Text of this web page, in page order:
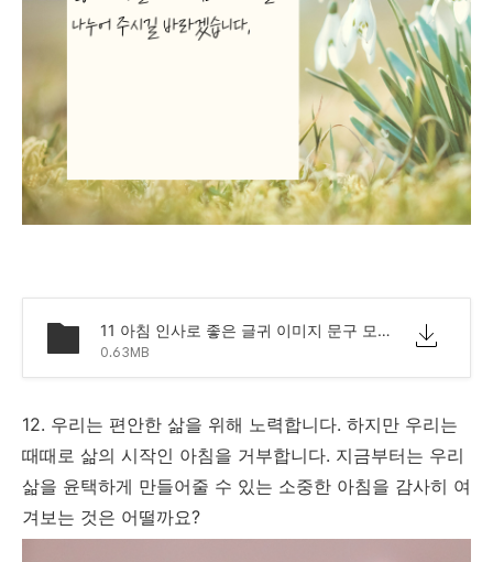
11 아침 인사로 좋은 글귀 이미지 문구 모음.png
0.63MB
12. 우리는 편안한 삶을 위해 노력합니다. 하지만 우리는
때때로 삶의 시작인 아침을 거부합니다. 지금부터는 우리
삶을 윤택하게 만들어줄 수 있는 소중한 아침을 감사히 여
겨보는 것은 어떨까요?